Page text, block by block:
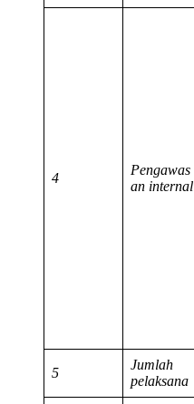
4
Pengawas
an internal
5
Jumlah
pelaksana